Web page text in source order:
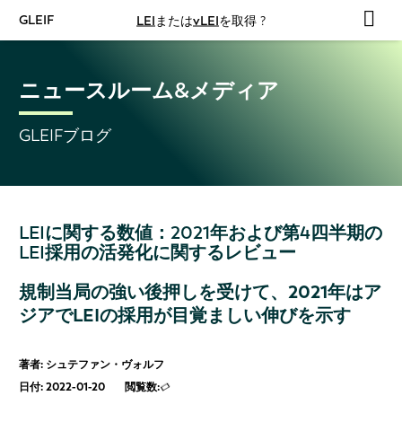
GLEIF LEIまたはvLEIを取得 ?
ニュースルーム&メディア
GLEIFブログ
LEIに関する数値：2021年および第4四半期の
LEI採用の活発化に関するレビュー
規制当局の強い後押しを受けて、2021年はア
ジアでLEIの採用が目覚ましい伸びを示す
著者: シュテファン・ヴォルフ
日付: 2022-01-20
閲覧数: